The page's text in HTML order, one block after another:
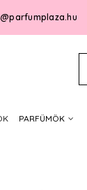
PARFÜMÖK